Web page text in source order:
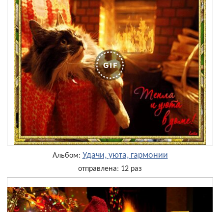
Альбом: Удачи, уюта, гармонии
отправлена: 12 раз